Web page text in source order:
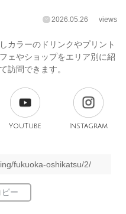
2026.05.26 views
カラーのドリンクやプリント
ェやショップをエリア別に紹
訪問できます。
YouTube Instagram
fukuoka-oshikatsu/2/